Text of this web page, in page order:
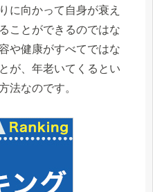
に向かって自身が衰え
ことができるのではな
や健康がすべてではな
が、年老いてくるとい
法なのです。